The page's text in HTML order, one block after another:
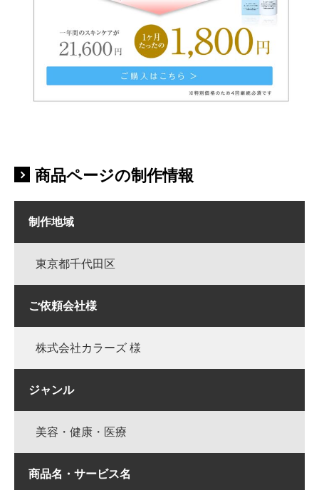
商品ページの制作情報
制作地域
東京都千代田区
ご依頼会社様
株式会社カラーズ 様
ジャンル
美容・健康・医療
商品名・サービス名